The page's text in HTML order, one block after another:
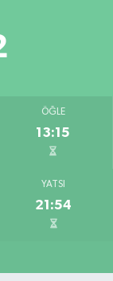
ÖĞLE
13:15
YATSI
21:54